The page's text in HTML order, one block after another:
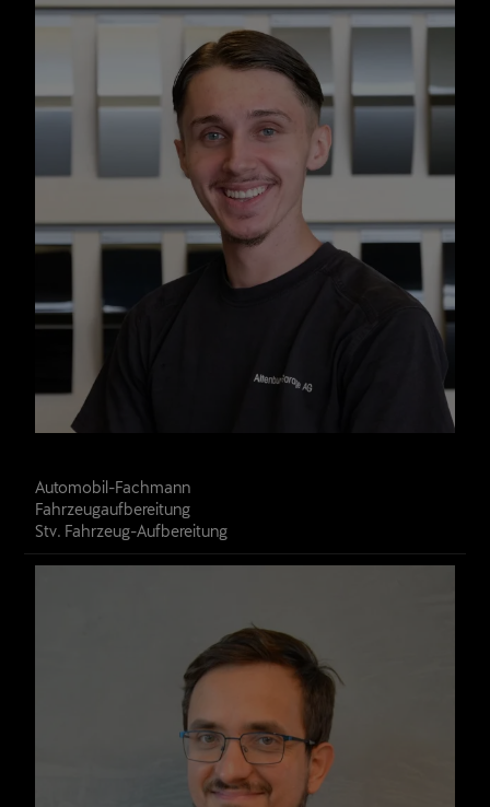
Automobil-Fachmann
Fahrzeugaufbereitung